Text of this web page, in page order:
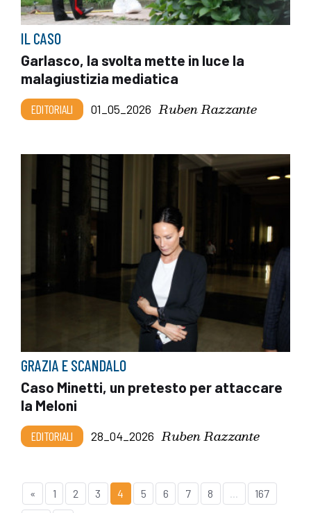
IL CASO
Garlasco, la svolta mette in luce la
malagiustizia mediatica
EDITORIALI 01_05_2026 Ruben Razzante
GRAZIA E SCANDALO
Caso Minetti, un pretesto per attaccare
la Meloni
EDITORIALI 28_04_2026 Ruben Razzante
« 1 2 3 4 5 6 7 8 ... 167